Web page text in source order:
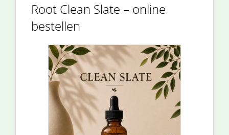
Root Clean Slate – online
bestellen